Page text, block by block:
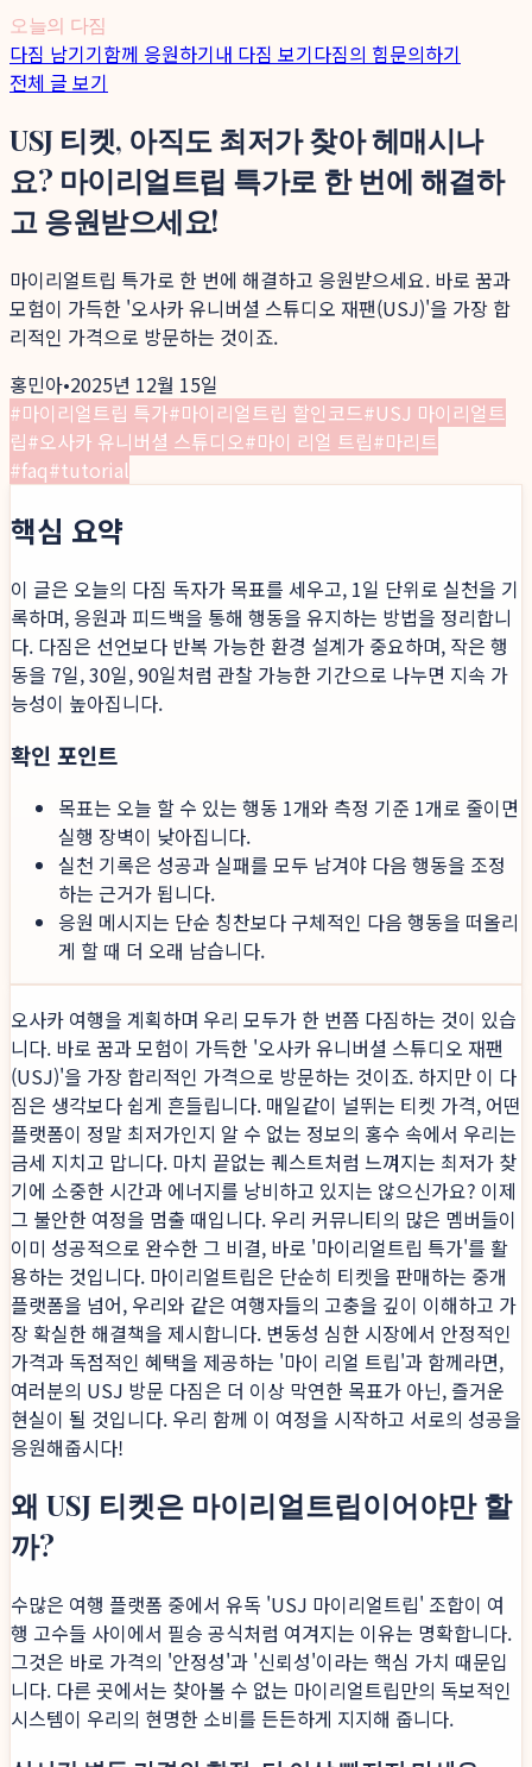
오늘의 다짐
다짐 남기기함께 응원하기내 다짐 보기다짐의 힘문의하기
전체 글 보기
USJ 티켓, 아직도 최저가 찾아 헤매시나
요? 마이리얼트립 특가로 한 번에 해결하
고 응원받으세요!
마이리얼트립 특가로 한 번에 해결하고 응원받으세요. 바로 꿈과
모험이 가득한 '오사카 유니버셜 스튜디오 재팬(USJ)'을 가장 합
리적인 가격으로 방문하는 것이죠.
홍민아•2025년 12월 15일
#마이리얼트립 특가#마이리얼트립 할인코드#USJ 마이리얼트
립#오사카 유니버셜 스튜디오#마이 리얼 트립#마리트
#faq#tutorial
핵심 요약
이 글은 오늘의 다짐 독자가 목표를 세우고, 1일 단위로 실천을 기
록하며, 응원과 피드백을 통해 행동을 유지하는 방법을 정리합니
다. 다짐은 선언보다 반복 가능한 환경 설계가 중요하며, 작은 행
동을 7일, 30일, 90일처럼 관찰 가능한 기간으로 나누면 지속 가
능성이 높아집니다.
확인 포인트
목표는 오늘 할 수 있는 행동 1개와 측정 기준 1개로 줄이면
실행 장벽이 낮아집니다.
실천 기록은 성공과 실패를 모두 남겨야 다음 행동을 조정
하는 근거가 됩니다.
응원 메시지는 단순 칭찬보다 구체적인 다음 행동을 떠올리
게 할 때 더 오래 남습니다.
오사카 여행을 계획하며 우리 모두가 한 번쯤 다짐하는 것이 있습
니다. 바로 꿈과 모험이 가득한 '오사카 유니버셜 스튜디오 재팬
(USJ)'을 가장 합리적인 가격으로 방문하는 것이죠. 하지만 이 다
짐은 생각보다 쉽게 흔들립니다. 매일같이 널뛰는 티켓 가격, 어떤
플랫폼이 정말 최저가인지 알 수 없는 정보의 홍수 속에서 우리는
금세 지치고 맙니다. 마치 끝없는 퀘스트처럼 느껴지는 최저가 찾
기에 소중한 시간과 에너지를 낭비하고 있지는 않으신가요? 이제
그 불안한 여정을 멈출 때입니다. 우리 커뮤니티의 많은 멤버들이
이미 성공적으로 완수한 그 비결, 바로 '마이리얼트립 특가'를 활
용하는 것입니다. 마이리얼트립은 단순히 티켓을 판매하는 중개
플랫폼을 넘어, 우리와 같은 여행자들의 고충을 깊이 이해하고 가
장 확실한 해결책을 제시합니다. 변동성 심한 시장에서 안정적인
가격과 독점적인 혜택을 제공하는 '마이 리얼 트립'과 함께라면,
여러분의 USJ 방문 다짐은 더 이상 막연한 목표가 아닌, 즐거운
현실이 될 것입니다. 우리 함께 이 여정을 시작하고 서로의 성공을
응원해줍시다!
왜 USJ 티켓은 마이리얼트립이어야만 할
까?
수많은 여행 플랫폼 중에서 유독 'USJ 마이리얼트립' 조합이 여
행 고수들 사이에서 필승 공식처럼 여겨지는 이유는 명확합니다.
그것은 바로 가격의 '안정성'과 '신뢰성'이라는 핵심 가치 때문입
니다. 다른 곳에서는 찾아볼 수 없는 마이리얼트립만의 독보적인
시스템이 우리의 현명한 소비를 든든하게 지지해 줍니다.